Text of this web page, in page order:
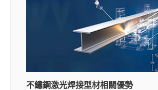
不鏽鋼激光焊接型材相關優勢